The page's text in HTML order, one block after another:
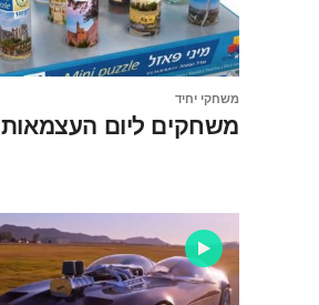
משחקי יחיד
משחקים ליום העצמאות